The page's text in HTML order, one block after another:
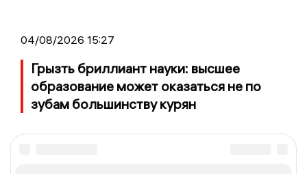
04/08/2026 15:27
Грызть бриллиант науки: высшее
образование может оказаться не по
зубам большинству курян